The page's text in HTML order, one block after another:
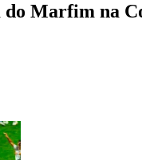
do Marfim na